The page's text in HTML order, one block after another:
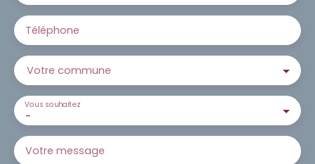
Téléphone
Votre commune
-
Vous souhaitez
Votre message